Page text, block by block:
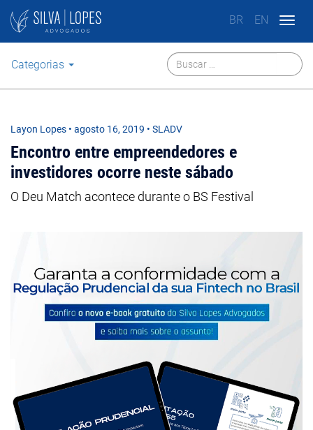
BR EN
Categorias
Layon Lopes • agosto 16, 2019 • SLADV
Encontro entre empreendedores e
investidores ocorre neste sábado
O Deu Match acontece durante o BS Festival